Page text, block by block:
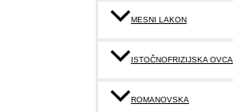
MESNI LAKON
ISTOČNOFRIZIJSKA OVCA
ROMANOVSKA